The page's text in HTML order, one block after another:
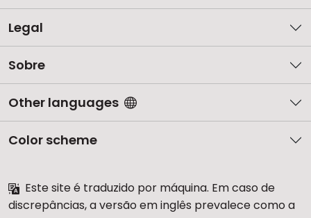
Legal
Sobre
Other languages
Color scheme
Este site é traduzido por máquina. Em caso de
discrepâncias, a versão em inglês prevalece como a